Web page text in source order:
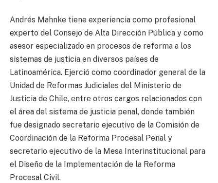
Andrés Mahnke tiene experiencia como profesional
experto del Consejo de Alta Dirección Pública y como
asesor especializado en procesos de reforma a los
sistemas de justicia en diversos países de
Latinoamérica. Ejerció como coordinador general de la
Unidad de Reformas Judiciales del Ministerio de
Justicia de Chile, entre otros cargos relacionados con
el área del sistema de justicia penal, donde también
fue designado secretario ejecutivo de la Comisión de
Coordinación de la Reforma Procesal Penal y
secretario ejecutivo de la Mesa Interinstitucional para
el Diseño de la Implementación de la Reforma
Procesal Civil.